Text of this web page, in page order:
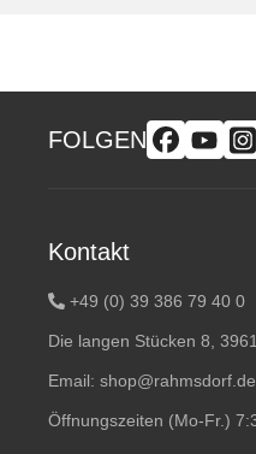
FOLGEN
Kontakt
+49 (0) 39 386 79 40 0
Die langen Stücken 8,
Email: shop@rahmsdorf.de
Öffnungszeiten (Mo-Fr.)